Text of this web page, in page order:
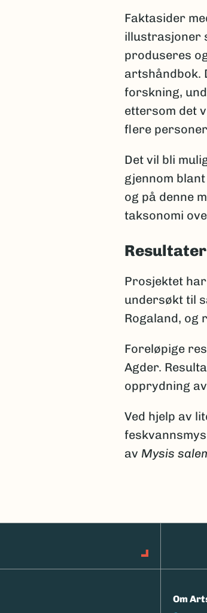
Faktasider
illustrasjoner
produseres
artshåndbok.
forskning,
ettersom det
flere
Det vil bli
gjennom
og på denne
taksonomi
Resultater
Prosjektet
undersøkt til
Rogaland,
Foreløpige
Agder.
opprydning
Ved hjelp av
av Mysis
Om